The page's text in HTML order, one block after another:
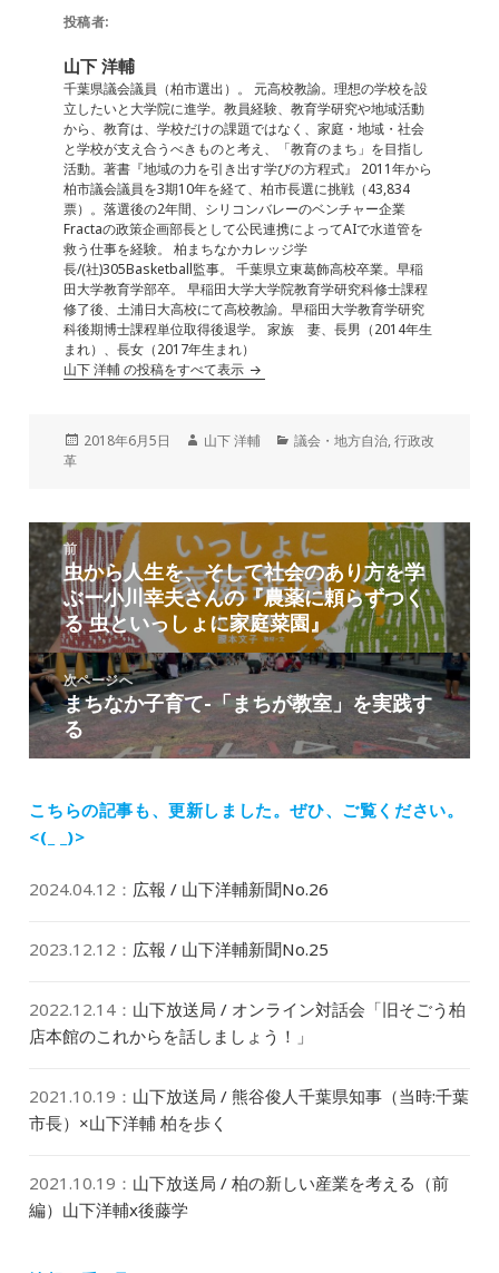
e
b
o
o
k
n
投稿者:
山下 洋輔
千葉県議会議員（柏市選出）。 元高校教諭。理想の学校を設
立したいと大学院に進学。教員経験、教育学研究や地域活動
から、教育は、学校だけの課題ではなく、家庭・地域・社会
と学校が支え合うべきものと考え、「教育のまち」を目指し
活動。著書『地域の力を引き出す学びの方程式』 2011年から
柏市議会議員を3期10年を経て、柏市長選に挑戦（43,834
票）。落選後の2年間、シリコンバレーのベンチャー企業
Fractaの政策企画部長として公民連携によってAIで水道管を
救う仕事を経験。 柏まちなかカレッジ学
長/(社)305Basketball監事。 千葉県立東葛飾高校卒業。早稲
田大学教育学部卒。 早稲田大学大学院教育学研究科修士課程
修了後、土浦日大高校にて高校教諭。早稲田大学教育学研究
科後期博士課程単位取得後退学。 家族 妻、長男（2014年生
まれ）、長女（2017年生まれ）
山下 洋輔 の投稿をすべて表示
投
2018年6月5日
作
山下 洋輔
カ
ー
議会・地方自治,行政改
革
投
稿
ナ
ビ
ゲ
ー
シ
ョ
ン
前
前
の
投
稿:
虫から人生を、そして社会のあり方を学
ぶー小川幸夫さんの『農薬に頼らずつく
る 虫といっしょに家庭菜園』
次ページへ
次
の
投
まちなか子育て-「まちが教室」を実践す
る
こちらの記事も、更新しました。ぜひ、ご覧ください。
<(_ _)>
2024.04.12 ： 広報 / 山下洋輔新聞No.26
2023.12.12 ： 広報 / 山下洋輔新聞No.25
2022.12.14 ： 山下放送局 / オンライン対話会「旧そごう柏
店本館のこれからを話しましょう！」
2021.10.19 ： 山下放送局 / 熊谷俊人千葉県知事（当時:千葉
市長）×山下洋輔 柏を歩く
2021.10.19 ： 山下放送局 / 柏の新しい産業を考える（前
編）山下洋輔x後藤学